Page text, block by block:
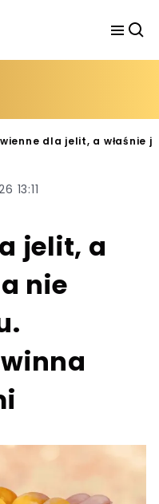
dla jelit, a właśnie
13:11
jelit, a
nie